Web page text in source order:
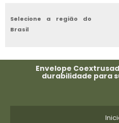
Selecione a região do
Brasil
Envelope
durabilidade para